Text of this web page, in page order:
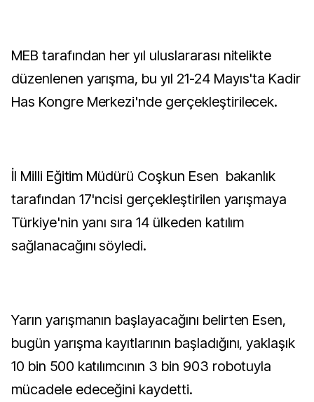
MEB tarafından her yıl uluslararası nitelikte
düzenlenen yarışma, bu yıl 21-24 Mayıs'ta Kadir
Has Kongre Merkezi'nde gerçekleştirilecek.
İl Milli Eğitim Müdürü Coşkun Esen bakanlık
tarafından 17'ncisi gerçekleştirilen yarışmaya
Türkiye'nin yanı sıra 14 ülkeden katılım
sağlanacağını söyledi.
Yarın yarışmanın başlayacağını belirten Esen,
bugün yarışma kayıtlarının başladığını, yaklaşık
10 bin 500 katılımcının 3 bin 903 robotuyla
mücadele edeceğini kaydetti.